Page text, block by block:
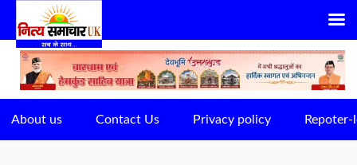
Skip
content
About us Contact Us Privacy policy Repoter-